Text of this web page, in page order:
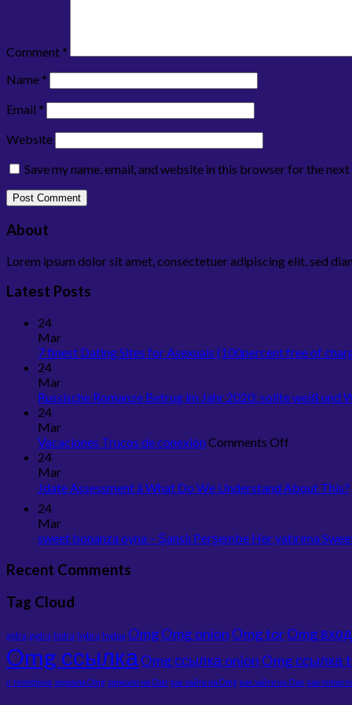
Comment *
Name *
Email *
Website
Save my name, email, and website in this browser for the
About
Lorem ipsum dolor sit amet, consectetuer adipiscing elit, sed
Latest Posts
24
Mar
7 finest Dating Sites for Asexuals (100percent free of
24
Mar
Russische Romanze Betrug im Jahr 2020: sollte weiß und
24
Mar
Vacaciones Trucos de conexión Comments Off
de
24
Mar
Jdate Assessment â What Do We Understand About This?
24
Mar
sweet bonanza oyna – Şanslı Perşembe Her yatırıma
Recent Comments
Tag Cloud
gidra gydra hidra hybra hydpa OmgOmg onion Omg torOmg вход
Omg ссылкаOmg ссылка onion Omg ссылка
с телефона зеркала Omg зеркало на Омг как зайти на Omg как зайти на Омг как